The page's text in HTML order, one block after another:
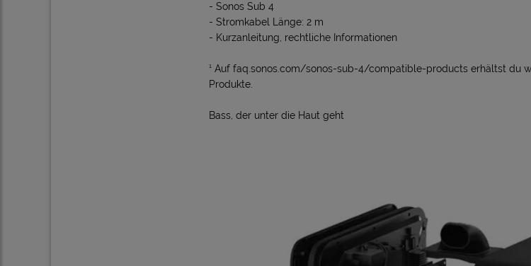
- Sonos Sub 4
- Stromkabel Länge: 2 m
- Kurzanleitung, rechtliche Informationen
¹ Auf faq.sonos.com/sonos-sub-4/compatible-products erhältst du
Produkte.
Bass, der unter die Haut geht